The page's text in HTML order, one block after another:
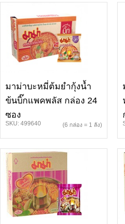
มาม่าบะหมี่ต้มยำกุ้งน้ำ
ข้นบิ๊กแพคพลัส กล่อง 24
ซอง
SKU: 499640 (6 กล่อง = 1 ลัง)